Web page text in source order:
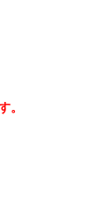
。